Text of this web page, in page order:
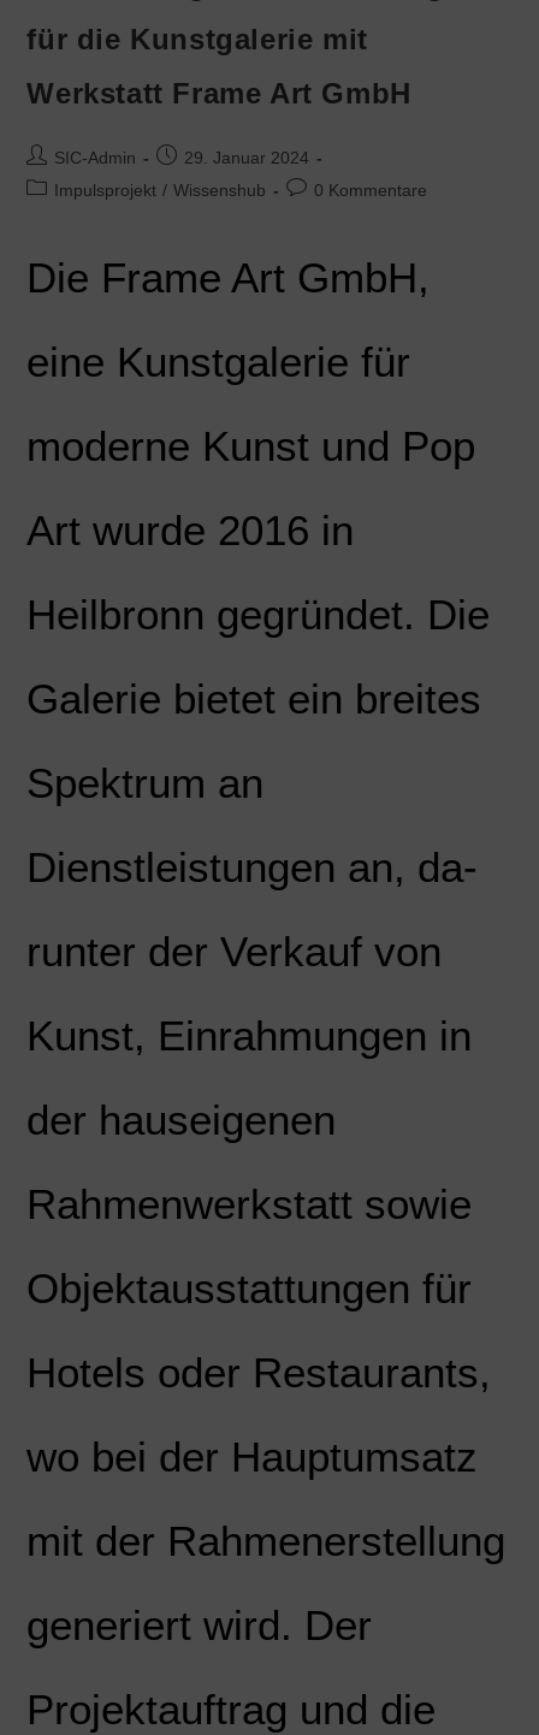
für die Kunstgalerie mit
Werkstatt Frame Art GmbH
SIC-Admin
29. Januar 2024
Impulsprojekt / Wissenshub 0 Kommentare
Die Frame Art GmbH,
eine Kunstgalerie für
moderne Kunst und Pop
Art wurde 2016 in
Heilbronn gegründet. Die
Galerie bietet ein breites
Spektrum an
Dienstleistungen an, da-
runter der Verkauf von
Kunst, Einrahmungen in
der hauseigenen
Rahmenwerkstatt sowie
Objektausstattungen für
Hotels oder Restaurants,
wo bei der Hauptumsatz
mit der Rahmenerstellung
generiert wird. Der
Projektauftrag und die